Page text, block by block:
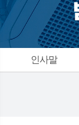
인사말